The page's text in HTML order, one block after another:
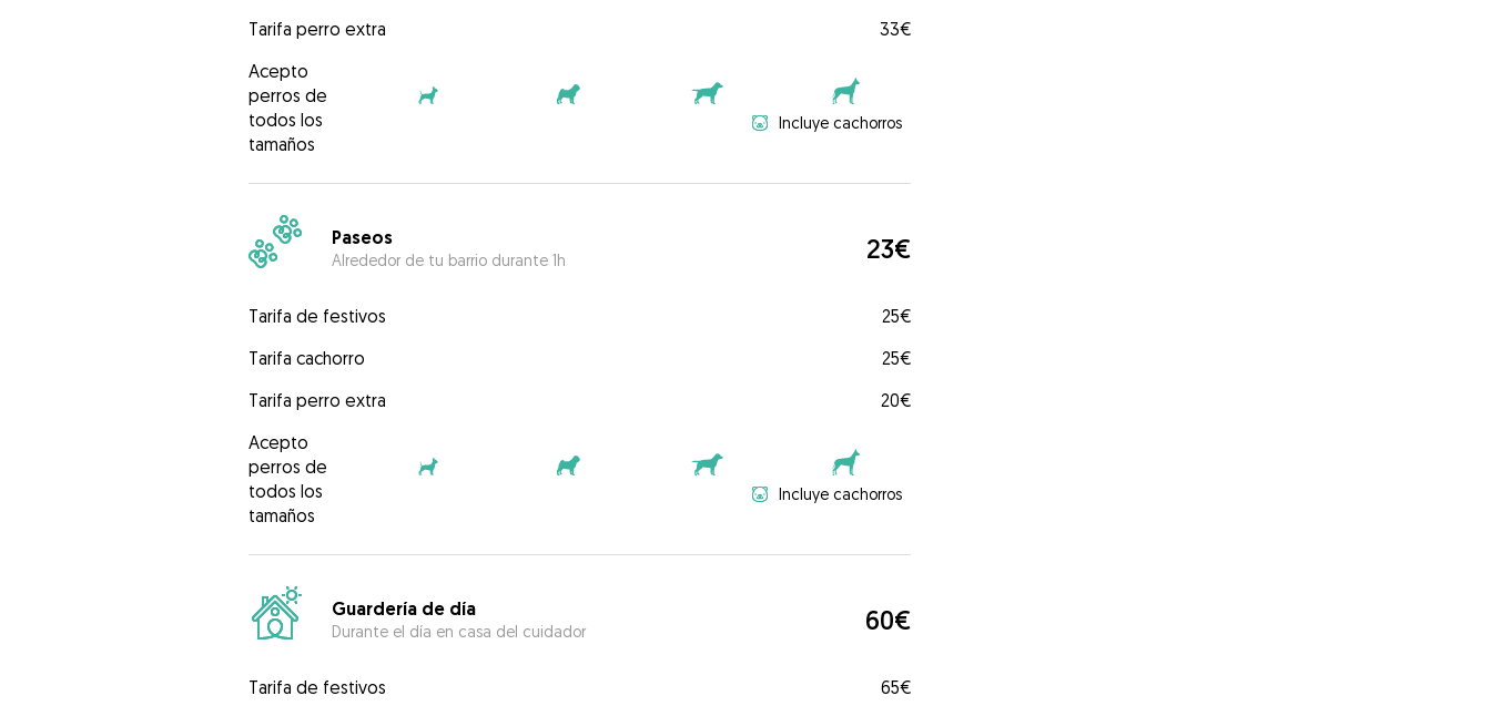
Tarifa perro extra
33€
Acepto
perros de
todos los
tamaños
Incluye cachorros
Paseos
Alrededor de tu barrio durante 1h 23€
Tarifa de festivos
25€
Tarifa cachorro
25€
Tarifa perro extra
20€
Acepto
perros de
todos los
tamaños
Incluye cachorros
Guardería de día
Durante el día en casa del cuidador 60€
Tarifa de festivos
65€